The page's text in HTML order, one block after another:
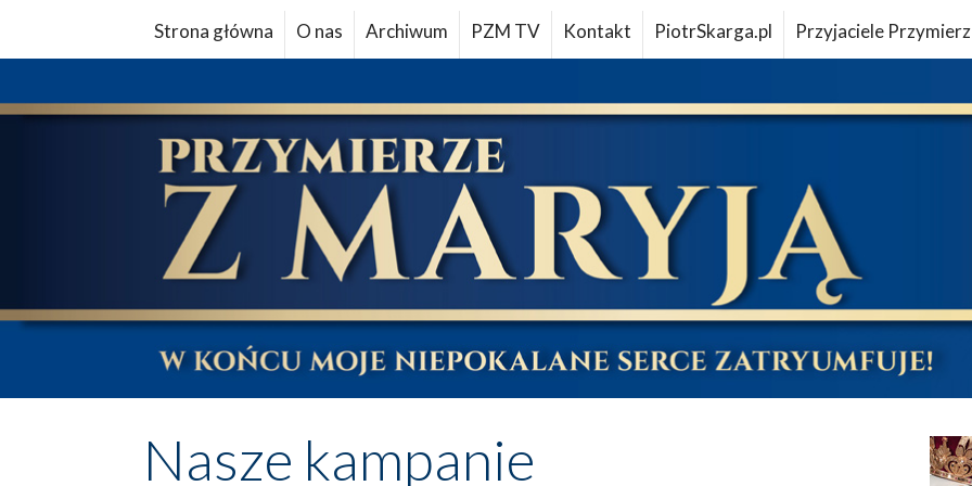
Strona główna O nas Archiwum PZM TV Kontakt PiotrSkarga.pl Przyjaciele
Nasze kampanie